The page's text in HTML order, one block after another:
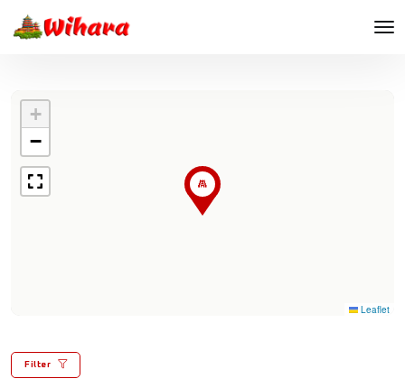
+
−
Leaflet
Filter